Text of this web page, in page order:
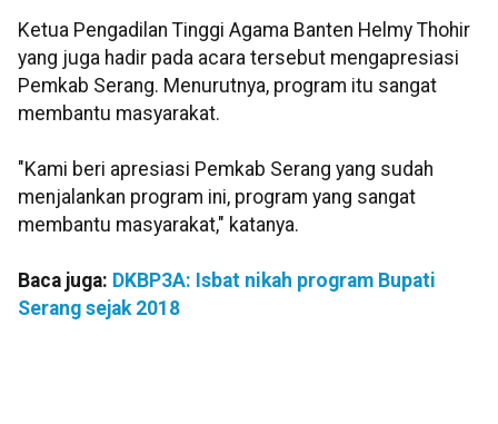
Ketua Pengadilan Tinggi Agama Banten Helmy Thohir
yang juga hadir pada acara tersebut mengapresiasi
Pemkab Serang. Menurutnya, program itu sangat
membantu masyarakat.
"Kami beri apresiasi Pemkab Serang yang sudah
menjalankan program ini, program yang sangat
membantu masyarakat," katanya.
Baca juga: DKBP3A: Isbat nikah program Bupati
Serang sejak 2018